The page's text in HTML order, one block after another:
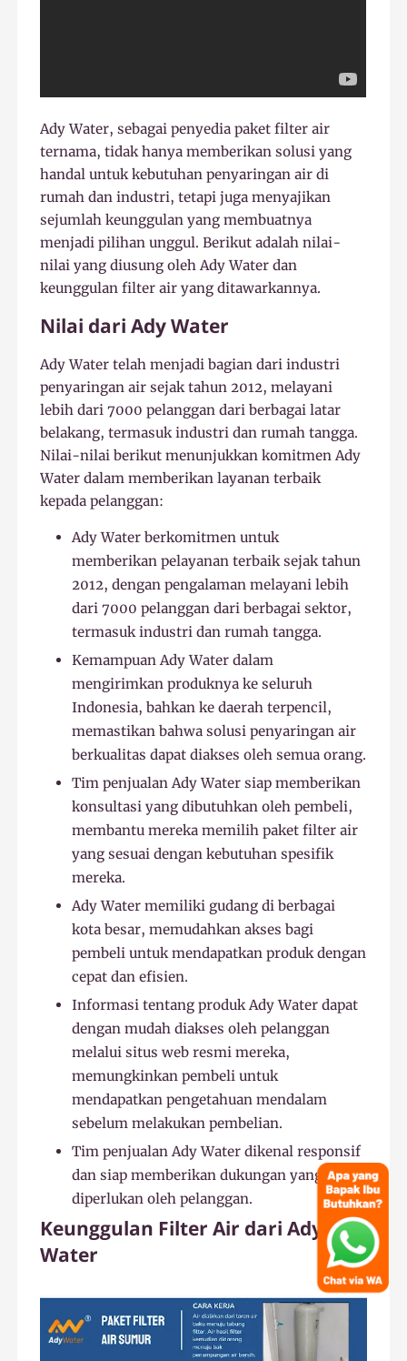
Ady Water, sebagai penyedia paket filter air
ternama, tidak hanya memberikan solusi yang
handal untuk kebutuhan penyaringan air di
rumah dan industri, tetapi juga menyajikan
sejumlah keunggulan yang membuatnya
menjadi pilihan unggul. Berikut adalah nilai-
nilai yang diusung oleh Ady Water dan
keunggulan filter air yang ditawarkannya.
Nilai dari Ady Water
Ady Water telah menjadi bagian dari industri
penyaringan air sejak tahun 2012, melayani
lebih dari 7000 pelanggan dari berbagai latar
belakang, termasuk industri dan rumah tangga.
Nilai-nilai berikut menunjukkan komitmen Ady
Water dalam memberikan layanan terbaik
kepada pelanggan:
Ady Water berkomitmen untuk
memberikan pelayanan terbaik sejak tahun
2012, dengan pengalaman melayani lebih
dari 7000 pelanggan dari berbagai sektor,
termasuk industri dan rumah tangga.
Kemampuan Ady Water dalam
mengirimkan produknya ke seluruh
Indonesia, bahkan ke daerah terpencil,
memastikan bahwa solusi penyaringan air
berkualitas dapat diakses oleh semua orang.
Tim penjualan Ady Water siap memberikan
konsultasi yang dibutuhkan oleh pembeli,
membantu mereka memilih paket filter air
yang sesuai dengan kebutuhan spesifik
mereka.
Ady Water memiliki gudang di berbagai
kota besar, memudahkan akses bagi
pembeli untuk mendapatkan produk dengan
cepat dan efisien.
Informasi tentang produk Ady Water dapat
dengan mudah diakses oleh pelanggan
melalui situs web resmi mereka,
memungkinkan pembeli untuk
mendapatkan pengetahuan mendalam
sebelum melakukan pembelian.
Tim penjualan Ady Water dikenal responsif
dan siap memberikan dukungan yang
diperlukan oleh pelanggan.
Keunggulan Filter Air dari Ady
Water